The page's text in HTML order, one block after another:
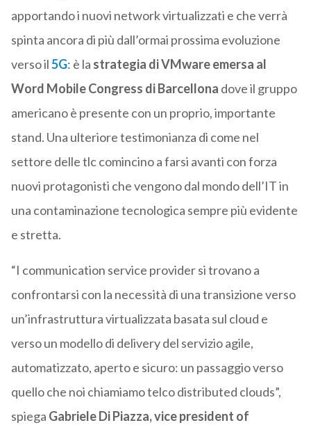
apportando i nuovi network virtualizzati e che verrà
spinta ancora di più dall’ormai prossima evoluzione
verso il5G: è la strategia di VMware emersa al
Word Mobile Congress di Barcellona dove il gruppo
americano è presente con un proprio, importante
stand. Una ulteriore testimonianza di come nel
settore delle tlc comincino a farsi avanti con forza
nuovi protagonisti che vengono dal mondo dell’IT in
una contaminazione tecnologica sempre più evidente
e stretta.
“I communication service provider si trovano a
confrontarsi con la necessità di una transizione verso
un’infrastruttura virtualizzata basata sul cloud e
verso un modello di delivery del servizio agile,
automatizzato, aperto e sicuro: un passaggio verso
quello che noi chiamiamo telco distributed clouds”,
spiega Gabriele Di Piazza, vice president of